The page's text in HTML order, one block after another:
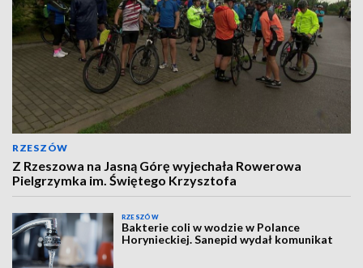
RZESZÓW
Z Rzeszowa na Jasną Górę wyjechała Rowerowa
Pielgrzymka im. Świętego Krzysztofa
RZESZÓW
Bakterie coli w wodzie w Polance
Horynieckiej. Sanepid wydał komunikat